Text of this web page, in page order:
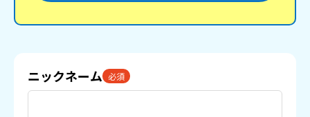
ニックネーム 必須